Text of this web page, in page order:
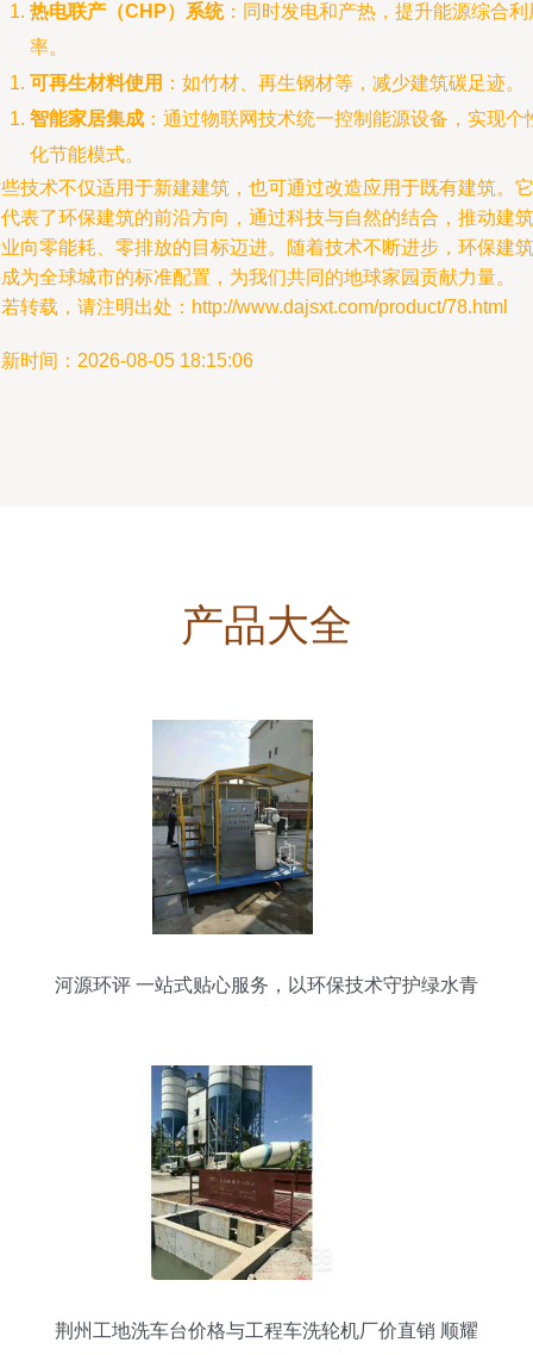
热电联产（CHP）系统：同时发电和产热，提升能源综合利
率。
可再生材料使用 ：如竹材、再生钢材等，减少建筑碳足迹。
智能家居集成 ：通过物联网技术统一控制能源设备，实现个
化节能模式。
技术不仅适用于新建建筑，也可通过改造应用于既有建筑。它
表了环保建筑的前沿方向，通过科技与自然的结合，推动建筑
向零能耗、零排放的目标迈进。随着技术不断进步，环保建筑
为全球城市的标准配置，为我们共同的地球家园贡献力量。
转载，请注明出处：http://www.dajsxt.com/product/78.html
时间：2026-08-05 18:15:06
产品大全
河源环评 一站式贴心服务，以环保技术守护绿水青
荆州工地洗车台价格与工程车洗轮机厂价直销 顺耀